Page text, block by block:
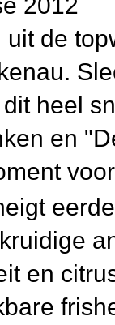
2012
de
heel
en
en